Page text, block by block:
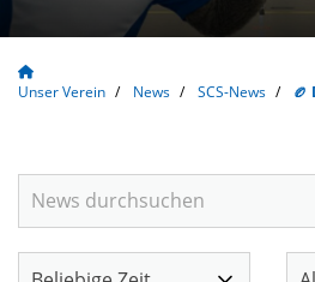
Unser Verein News SCS-News 🏉